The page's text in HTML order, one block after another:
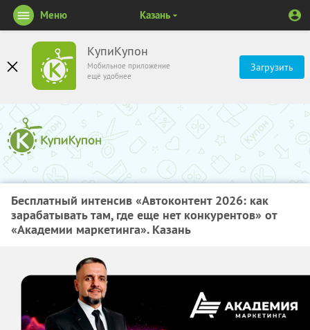
КупиКупон
Мобильное приложение
ещё удобнее
Загрузить
Меню Казань
Бесплатный интенсив «Автоконтент 2026: как
зарабатывать там, где еще нет конкурентов» от
«Академии маркетинга». Казань